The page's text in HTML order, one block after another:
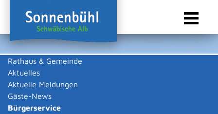
Rathaus & Gemeinde
Aktuelles
Aktuelle Meldungen
Gäste-News
Bürgerservice
Sie sind hier:
Bürgerservice